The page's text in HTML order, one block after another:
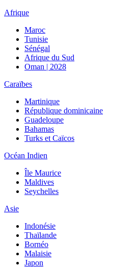
Afrique
Maroc
Tunisie
Sénégal
Afrique du Sud
Oman | 2028
Caraïbes
Martinique
République dominicaine
Guadeloupe
Bahamas
Turks et Caïcos
Océan Indien
Île Maurice
Maldives
Seychelles
Asie
Indonésie
Thaïlande
Bornéo
Malaisie
Japon